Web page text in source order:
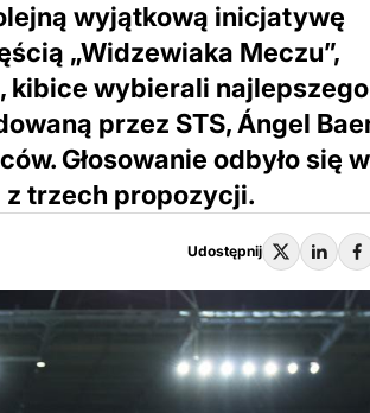
wyjątkową inicjatywę
„Widzewiaka Meczu”,
kibice wybierali najlepszego
przez STS, Ángel
Głosowanie odbyło się w
z trzech propozycji.
Udostępnij